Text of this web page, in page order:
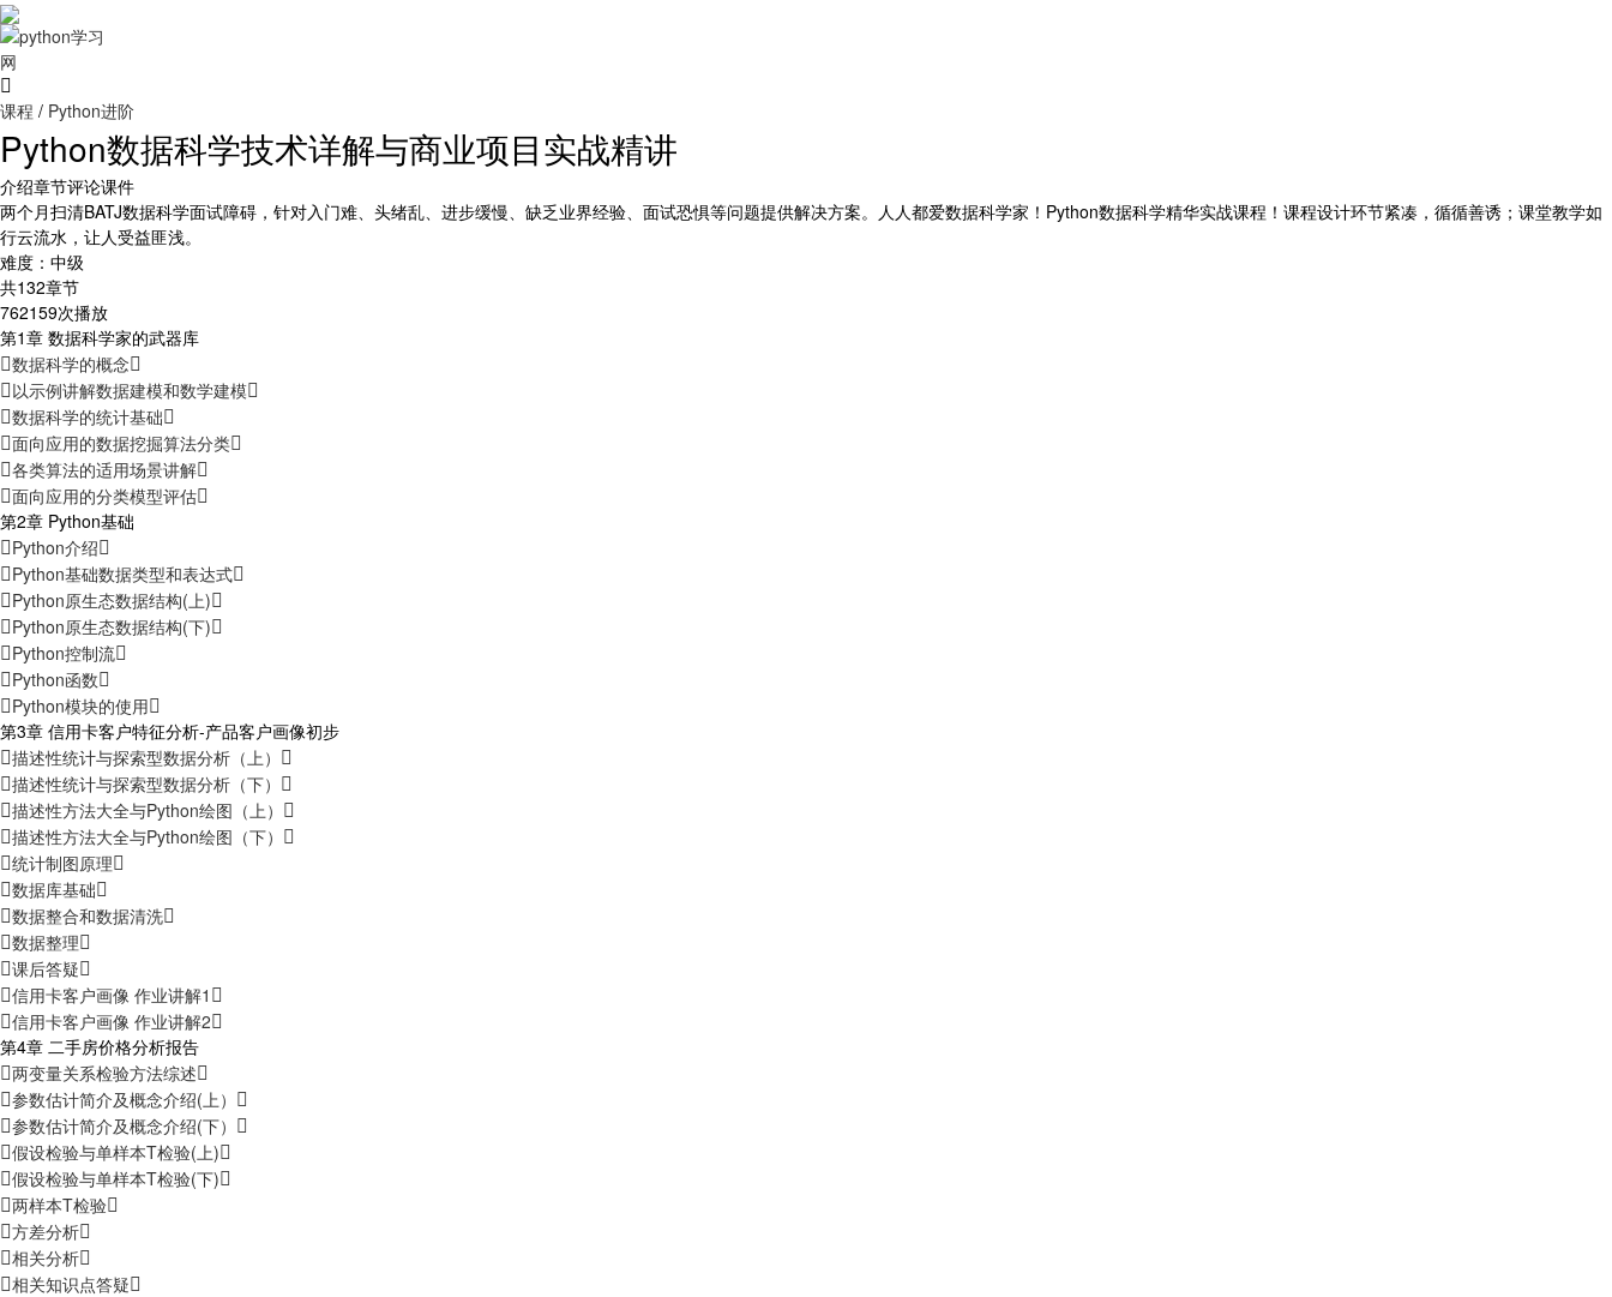
课程 / Python进阶
Python数据科学技术详解与商业项目实战精讲
介绍章节评论课件
两个月扫清BATJ数据科学面试障碍，针对入门难、头绪乱、进步缓慢、缺乏业界经验、面试恐惧等问题提供解决方案。人人都爱数据科学家！Python数据科学精华实战课程！课程设计环节紧凑，循循善诱；课堂教学如
行云流水，让人受益匪浅。
难度：中级
共132章节
762159次播放
第1章 数据科学家的武器库
数据科学的概念
以示例讲解数据建模和数学建模
数据科学的统计基础
面向应用的数据挖掘算法分类
各类算法的适用场景讲解
面向应用的分类模型评估
第2章 Python基础
Python介绍
Python基础数据类型和表达式
Python原生态数据结构(上)
Python原生态数据结构(下)
Python控制流
Python函数
Python模块的使用
第3章 信用卡客户特征分析-产品客户画像初步
描述性统计与探索型数据分析（上）
描述性统计与探索型数据分析（下）
描述性方法大全与Python绘图（上）
描述性方法大全与Python绘图（下）
统计制图原理
数据库基础
数据整合和数据清洗
数据整理
课后答疑
信用卡客户画像 作业讲解1
信用卡客户画像 作业讲解2
第4章 二手房价格分析报告
两变量关系检验方法综述
参数估计简介及概念介绍(上）
参数估计简介及概念介绍(下）
假设检验与单样本T检验(上)
假设检验与单样本T检验(下)
两样本T检验
方差分析
相关分析
相关知识点答疑